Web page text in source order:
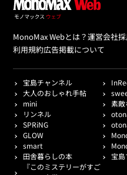
MonoMax Webとは？運営会社
利用規約広告掲載について
宝島チャンネル
大人のおしゃれ手帖
mini
素敵
リンネル
SPRiNG
GLOW
smart
田舎暮らしの本
宝
『このミステリーがすご